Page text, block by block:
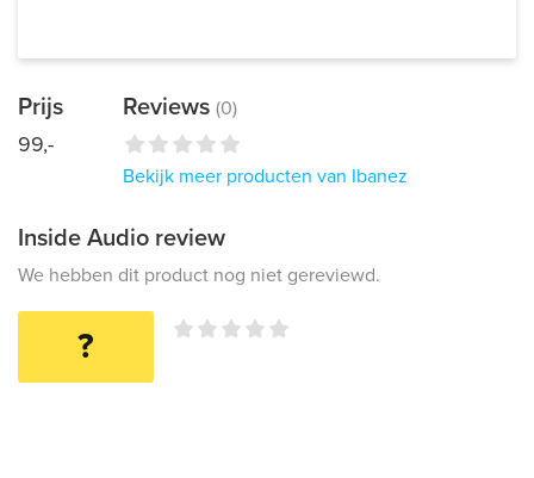
Prijs
99,-
Reviews (0)
Bekijk meer producten van Ibanez
Inside Audio review
We hebben dit product nog niet gereviewd.
?